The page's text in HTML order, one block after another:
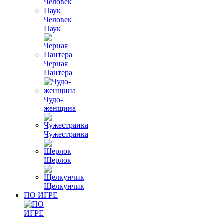
Человек
Паук
Черная
Пантера
Чудо-
женщина
Чужестранка
Шерлок
Щелкунчик
ПО ИГРЕ